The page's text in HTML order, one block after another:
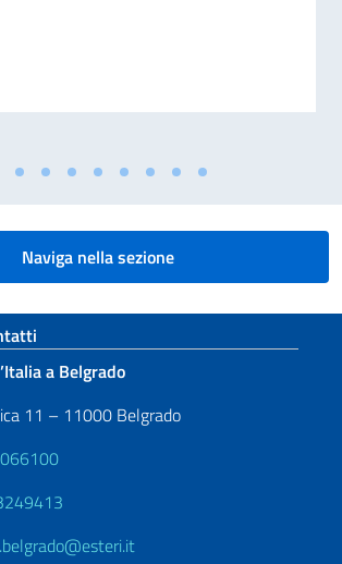
DEL 70. ANNIVERSARIO DEL
Naviga nella sezione
footer
a Belgrado
11 – 11000 Belgrado